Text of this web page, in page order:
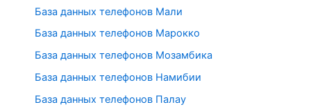
База данных телефонов Мали
База данных телефонов Марокко
База данных телефонов Мозамбика
База данных телефонов Намибии
База данных телефонов Палау